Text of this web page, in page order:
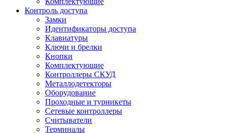
Контроль доступа
Замки
Идентификаторы доступа
Клавиатуры
Ключи и брелки
Кнопки
Комплектующие
Контроллеры СКУД
Металлодетекторы
Оборудование
Проходные и турникеты
Сетевые контроллеры
Считыватели
Терминалы